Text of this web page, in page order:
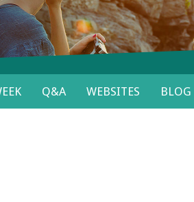
Q&A WEBSITES BLOG